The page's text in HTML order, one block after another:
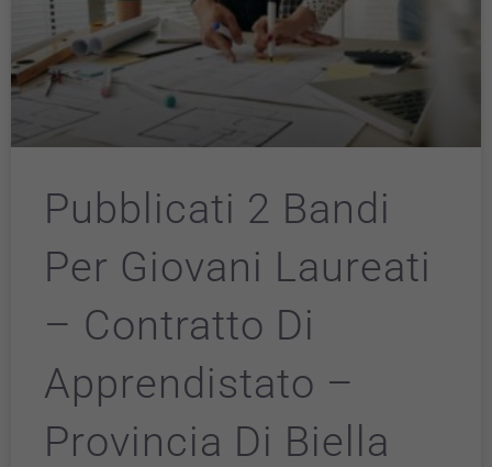
Pubblicati 2 Bandi
Per Giovani Laureati
– Contratto Di
Apprendistato –
Provincia Di Biella